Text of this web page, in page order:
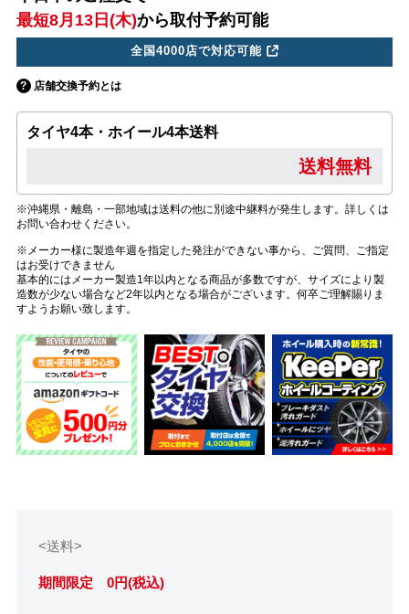
最短8月13日(木)から取付予約可能
全国4000店で対応可能
店舗交換予約とは
タイヤ4本・ホイール4本送料
送料無料
※沖縄県・離島・一部地域は送料の他に別途中継料が発生します。詳しくは
お問い合わせください。
※メーカー様に製造年週を指定した発注ができない事から、ご質問、ご指定
はお受けできません
基本的にはメーカー製造1年以内となる商品が多数ですが、サイズにより製
造数が少ない場合など2年以内となる場合がございます。何卒ご理解賜りま
すようお願い致します。
<送料>
期間限定 0円(税込)